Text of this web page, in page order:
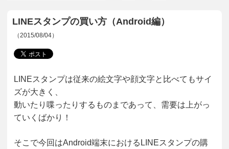
LINEスタンプの買い方（Android編）
（2015/08/04）
LINEスタンプは従来の絵文字や顔文字と比べてもサイ
ズが大きく、
動いたり喋ったりするものまであって、需要は上がっ
ていくばかり！
そこで今回はAndroid端末におけるLINEスタンプの購